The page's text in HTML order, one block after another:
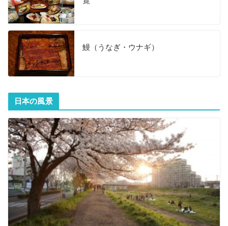
鰻（うなぎ・ウナギ）
日本の風景